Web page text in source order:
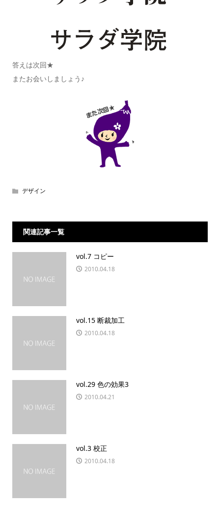
答えは次回★
またお会いしましょう♪
デザイン
関連記事一覧
vol.7 コピー
2010.04.18
vol.15 断裁加工
2010.04.18
vol.29 色の効果3
2010.04.21
vol.3 校正
2010.04.18